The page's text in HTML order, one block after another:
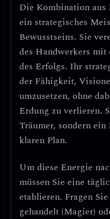
Die Kombination aus
ein strategisches
Bewusstseins. Sie
des Handwerkers
des Erfolgs. Ihr
der Fähigkeit,
umzusetzen, ohne
Erdung zu verlieren.
Träumer, sondern
klaren Plan.
Um diese Energie
müssen Sie eine
etablieren. Fragen
gehandelt (Magier)